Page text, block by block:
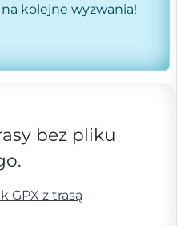
kolejne wyzwania!
bez pliku
GPX z trasą